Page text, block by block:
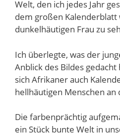
Welt, den ich jedes Jahr
dem großen Kalenderblatt
dunkelhäutigen Frau zu
Ich überlegte, was der
Anblick des Bildes
sich Afrikaner auch
hellhäutigen Menschen an
Die farbenprächtig
ein Stück bunte Welt in